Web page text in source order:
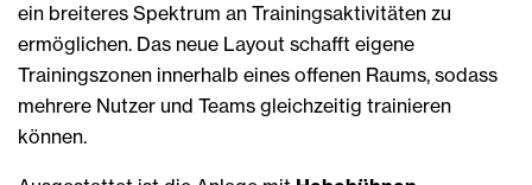
ein breiteres Spektrum an Trainingsaktivitäten zu
ermöglichen. Das neue Layout schafft eigene
Trainingszonen innerhalb eines offenen Raums, sodass
mehrere Nutzer und Teams gleichzeitig trainieren
können.